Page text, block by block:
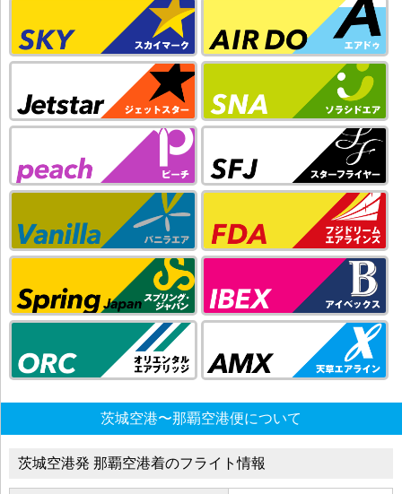
茨城空港〜那覇空港便について
茨城空港発 那覇空港着のフライト情報